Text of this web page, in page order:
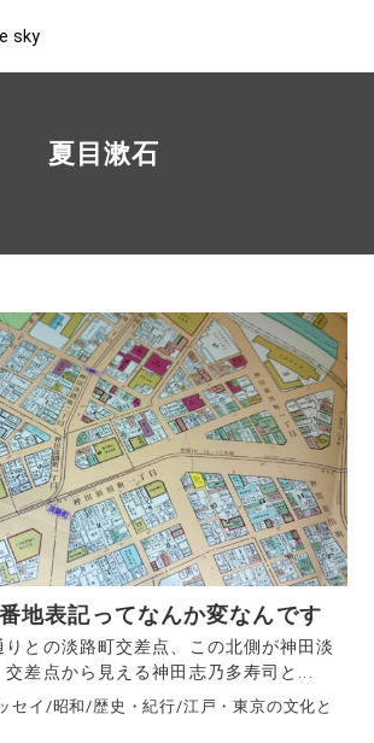
sky
夏目漱石
地表記ってなんか変なんです
との淡路町交差点、この北側が神田淡
差点から見える神田志乃多寿司と...
セイ /昭和 /歴史・紀行/江戸・東京の文化と